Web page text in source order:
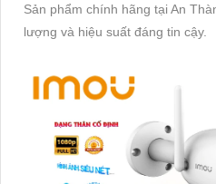
Sản phẩm chính hãng tại An
lượng và hiệu suất đáng tin cậy.